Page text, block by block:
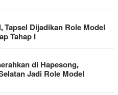
Tapsel Dijadikan Role Model
Tahap I
di Hapesong,
Jadi Role Model